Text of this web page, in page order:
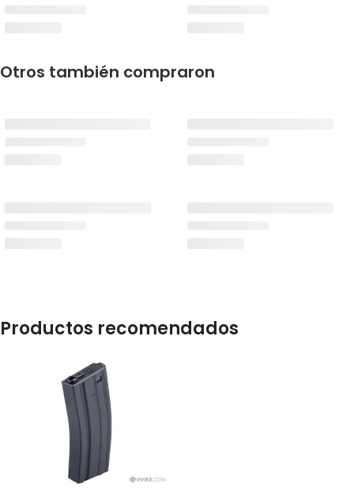
Otros también compraron
Productos recomendados